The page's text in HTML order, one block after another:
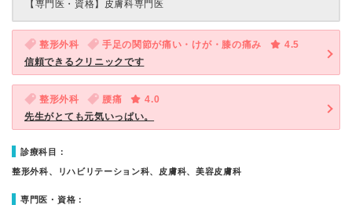
【専門医・資格】 皮膚科専門医
整形外科 手足の関節が痛い・けが・膝の痛み
4.5
信頼できるクリニックです
整形外科 腰痛
4.0
先生がとても元気いっぱい。
診療科目：
整形外科、リハビリテーション科、皮膚科、美容皮膚科
専門医・資格：